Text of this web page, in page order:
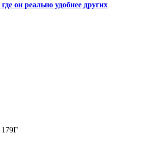
он реально удобнее других
179Г